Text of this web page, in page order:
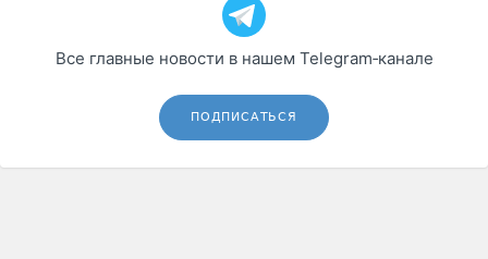
Все главные новости в нашем Telegram‑канале
ПОДПИСАТЬСЯ